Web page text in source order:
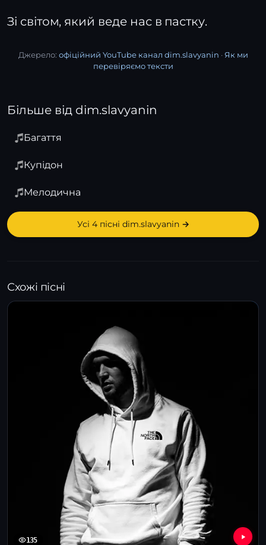
Зі світом, який веде нас в пастку.
Джерело: офіційний YouTube канал dim.slavyanin · Як ми
перевіряємо тексти
Більше від dim.slavyanin
Багаття
Купідон
Мелодична
Усі 4 пісні dim.slavyanin →
Схожі пісні
135